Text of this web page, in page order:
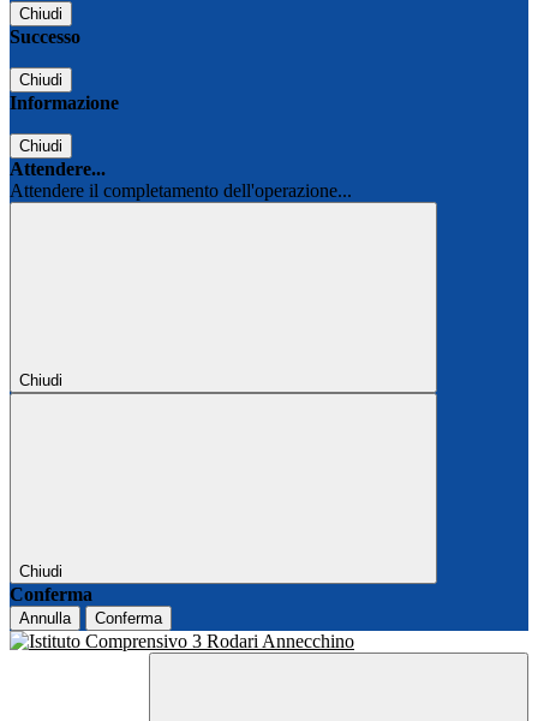
Chiudi
Successo
Chiudi
Informazione
Chiudi
Attendere...
Attendere il completamento dell'operazione...
Chiudi
Chiudi
Conferma
Annulla Conferma